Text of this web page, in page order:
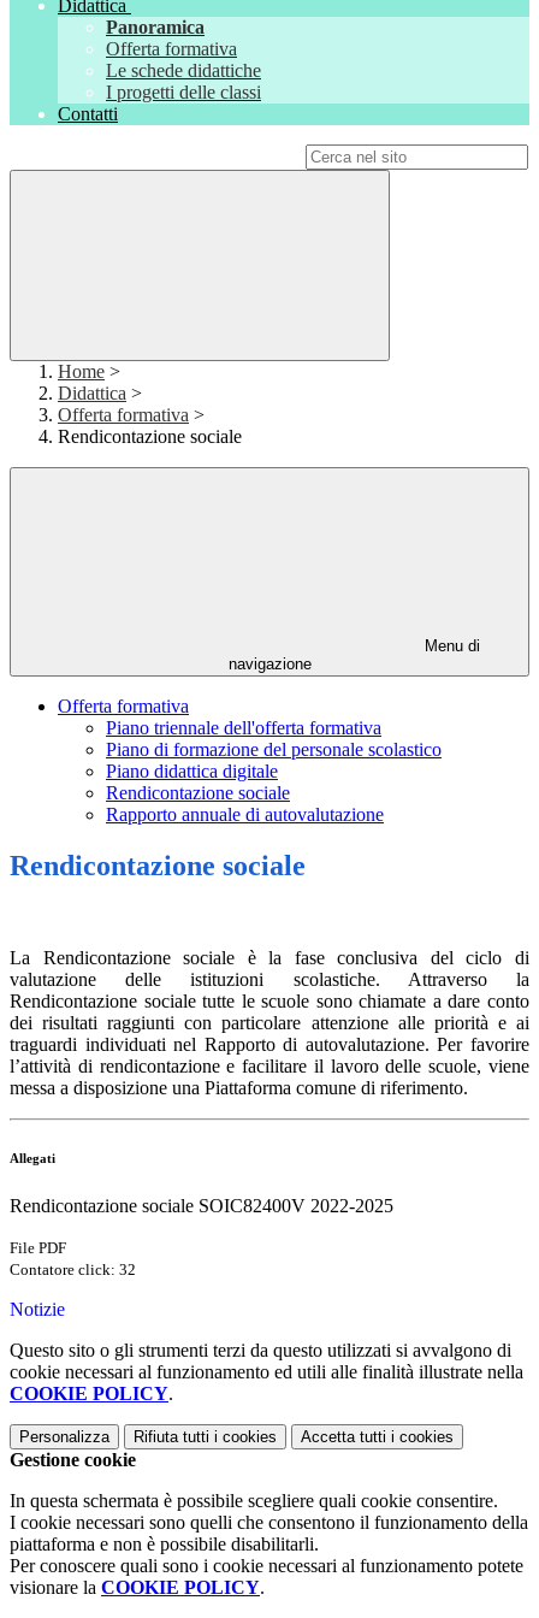
Didattica
Panoramica
Offerta formativa
Le schede didattiche
I progetti delle classi
Contatti
Home >
Didattica >
Offerta formativa >
Rendicontazione sociale
Menu di
navigazione
Offerta formativa
Piano triennale dell'offerta formativa
Piano di formazione del personale scolastico
Piano didattica digitale
Rendicontazione sociale
Rapporto annuale di autovalutazione
Rendicontazione sociale
La Rendicontazione sociale è la fase conclusiva del ciclo di
valutazione delle istituzioni scolastiche. Attraverso la
Rendicontazione sociale tutte le scuole sono chiamate a dare conto
dei risultati raggiunti con particolare attenzione alle priorità e ai
traguardi individuati nel Rapporto di autovalutazione. Per favorire
l’attività di rendicontazione e facilitare il lavoro delle scuole, viene
messa a disposizione una Piattaforma comune di riferimento.
Allegati
Rendicontazione sociale SOIC82400V 2022-2025
File PDF
Contatore click: 32
Notizie
Questo sito o gli strumenti terzi da questo utilizzati si avvalgono di
cookie necessari al funzionamento ed utili alle finalità illustrate nella
COOKIE POLICY.
Personalizza Rifiuta tutti i cookies Accetta tutti i cookies
Gestione cookie
In questa schermata è possibile scegliere quali cookie consentire.
I cookie necessari sono quelli che consentono il funzionamento della
piattaforma e non è possibile disabilitarli.
Per conoscere quali sono i cookie necessari al funzionamento potete
visionare la COOKIE POLICY.